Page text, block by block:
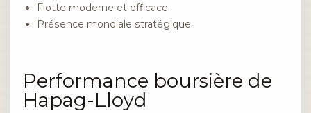
Flotte moderne et efficace
Présence mondiale stratégique
Performance boursière de
Hapag-Lloyd